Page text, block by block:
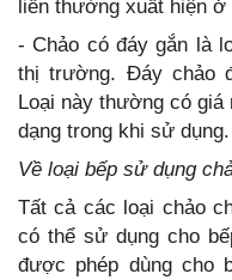
liền thường xuất hiện
- Chảo có đáy gắn là
thị trường. Đáy chảo
Loại này thường có giá
dạng trong khi sử dụng.
Về loại bếp sử dụng
Tất cả các loại chảo
có thể sử dụng cho
được phép dùng cho